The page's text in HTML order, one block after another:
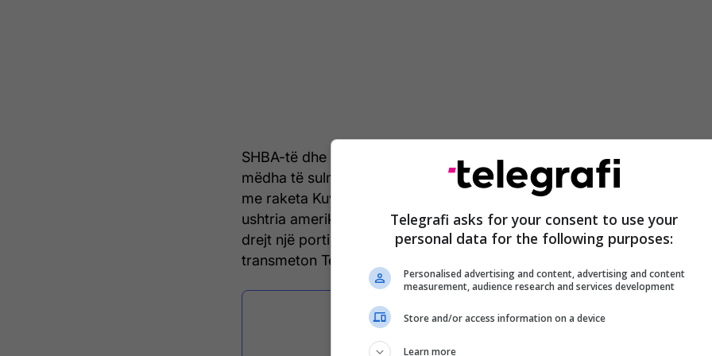
SHBA-të dhe Irani kanë shkëmbyer sulme në një nga netët më të
mëdha të sulmeve që nga fillimi i armëpushimit në prill. Irani qëlloi
me raketa Kuvajtin dhe Bahreinin, ndërsa, më herët gjatë ditës,
ushtria amerikane tha se "çaktivizoi" një cisternë nafte që shkonte
drejt një porti iranian duke e goditur atë me një raketë Hellfire,
transmeton Telegrafi.
Telegrafi asks for your consent to use your
personal data for the following purposes:
Personalised advertising and content, advertising and content
measurement, audience research and services development
Store and/or access information on a device
Learn more